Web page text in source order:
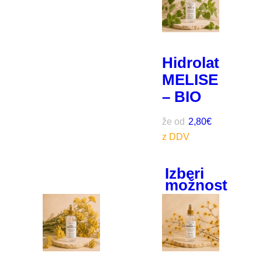
Hidrolat
MELISE
– BIO
že od 2,80€
Izberi
možnost